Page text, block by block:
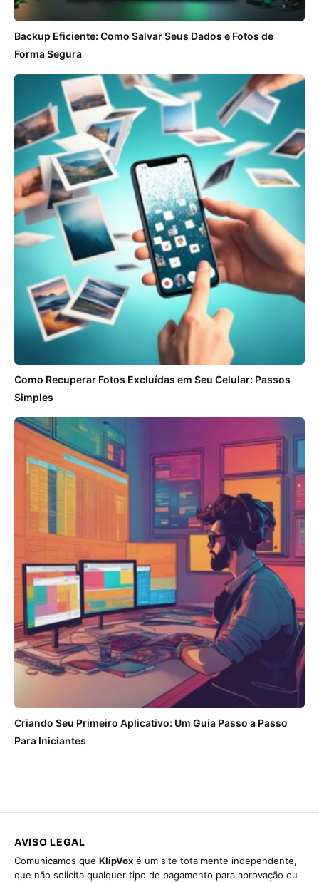
Backup Eficiente: Como Salvar Seus Dados e Fotos de
Forma Segura
Como Recuperar Fotos Excluídas em Seu Celular: Passos
Simples
Criando Seu Primeiro Aplicativo: Um Guia Passo a Passo
Para Iniciantes
AVISO LEGAL
Comunicamos que KlipVox é um site totalmente independente,
que não solicita qualquer tipo de pagamento para aprovação ou